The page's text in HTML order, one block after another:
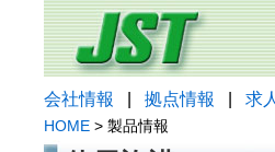
会社情報 拠点情報 求
HOME > 製品情報